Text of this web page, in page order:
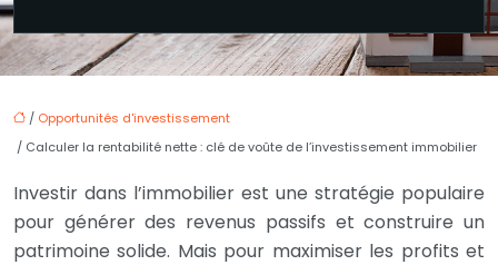
/ Opportunités d'investissement
/ Calculer la rentabilité nette : clé de voûte de l’investissement immobilier
Investir dans l’immobilier est une stratégie populaire
pour générer des revenus passifs et construire un
patrimoine solide. Mais pour maximiser les profits et